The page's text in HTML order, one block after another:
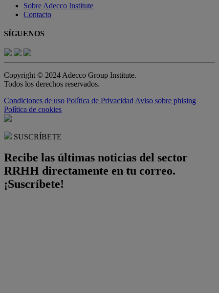
Sobre Adecco Institute
Contacto
SÍGUENOS
Copyright © 2024 Adecco Group Institute.
Todos los derechos reservados.
Condiciones de uso Política de PrivacidadAviso sobre phising
Política de cookies
SUSCRÍBETE
Recibe las últimas noticias del sector
RRHH directamente en tu correo.
¡Suscríbete!